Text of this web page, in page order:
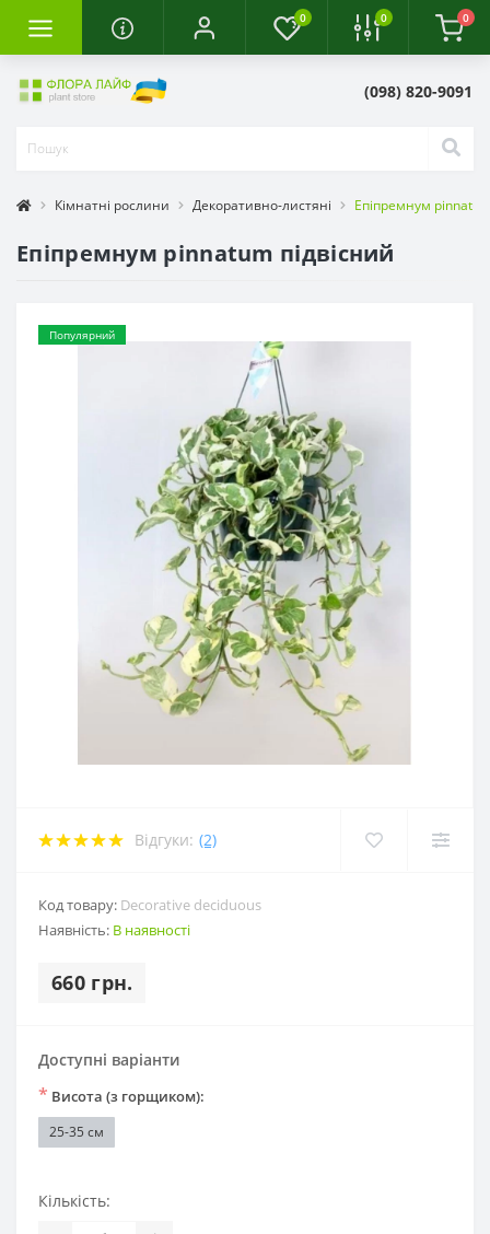
0 0 0
(098) 820-9091
Кімнатні рослини Декоративно-листяні Епіпремнум
Епіпремнум pinnatum підвісний
Популярний
Відгуки: (2)
Код товару: Decorative deciduous
Наявність: В наявності
660 грн.
Доступні варіанти
* Висота (з горщиком):
25-35 см
Кількість: